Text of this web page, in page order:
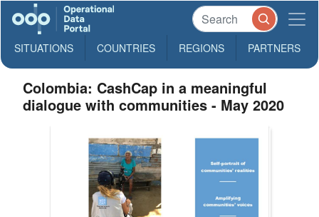
SITUATIONS COUNTRIES REGIONS PARTNERS
Colombia: CashCap in a meaningful
dialogue with communities - May 2020